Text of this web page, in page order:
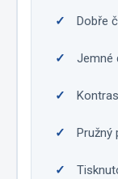
Dobře
Jemné
Pružný